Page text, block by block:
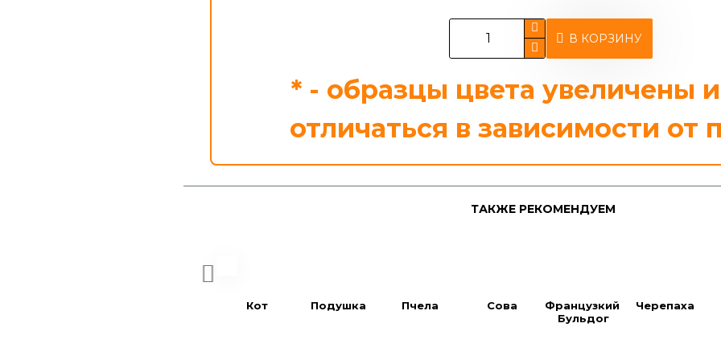
В КОРЗИНУ
* - образцы цвета увеличены
отличаться в зависимости от
ТАКЖЕ РЕКОМЕНДУЕМ
Кот Подушка Пчела Сова
Французкий
Бульдог
Черепаха